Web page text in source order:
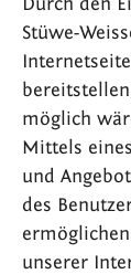
Stüwe-
möglich
Mittels
und
des
unserer